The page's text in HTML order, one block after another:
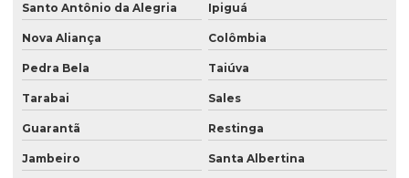
Santo Antônio da Alegria Ipiguá
Nova Aliança Colômbia
Pedra Bela Taiúva
Tarabai Sales
Guarantã Restinga
Jambeiro Santa Albertina